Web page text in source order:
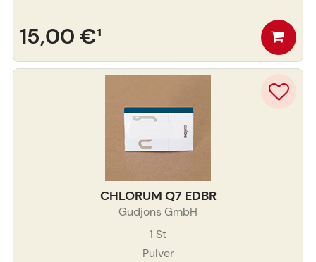
15,00 €¹
CHLORUM Q7 EDBR
Gudjons GmbH
1 St
Pulver